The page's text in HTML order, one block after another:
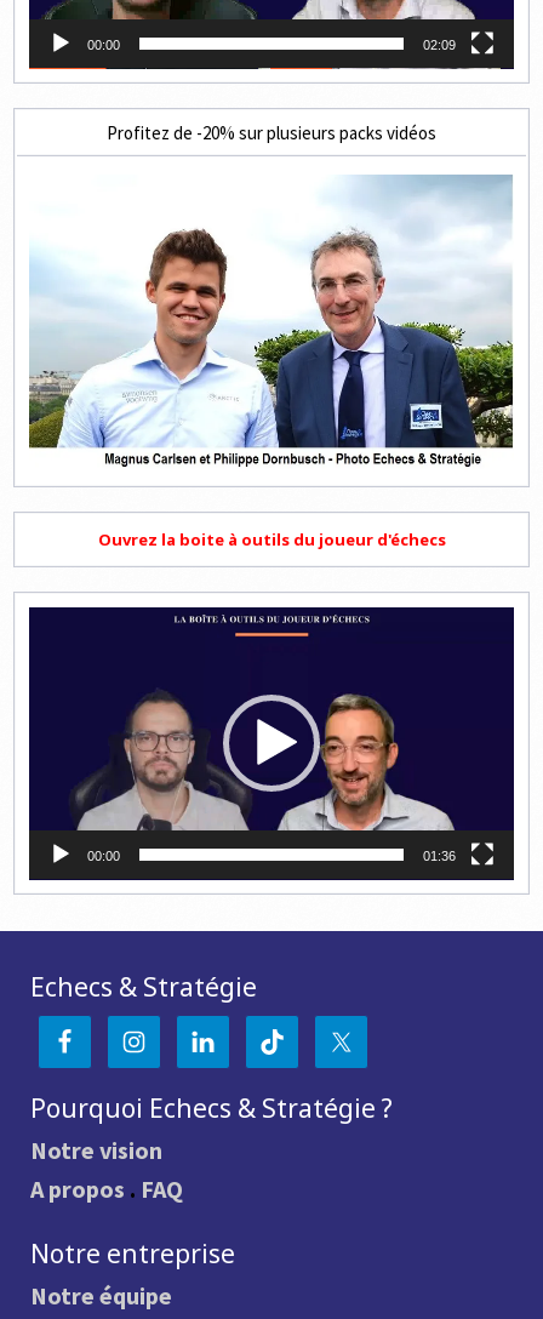
00:00 02:09
Profitez de -20% sur plusieurs packs vidéos
Ouvrez la boite à outils du joueur d'échecs
00:00 01:36
Echecs & Stratégie
Pourquoi Echecs & Stratégie ?
Notre vision
A propos . FAQ
Notre entreprise
Notre équipe